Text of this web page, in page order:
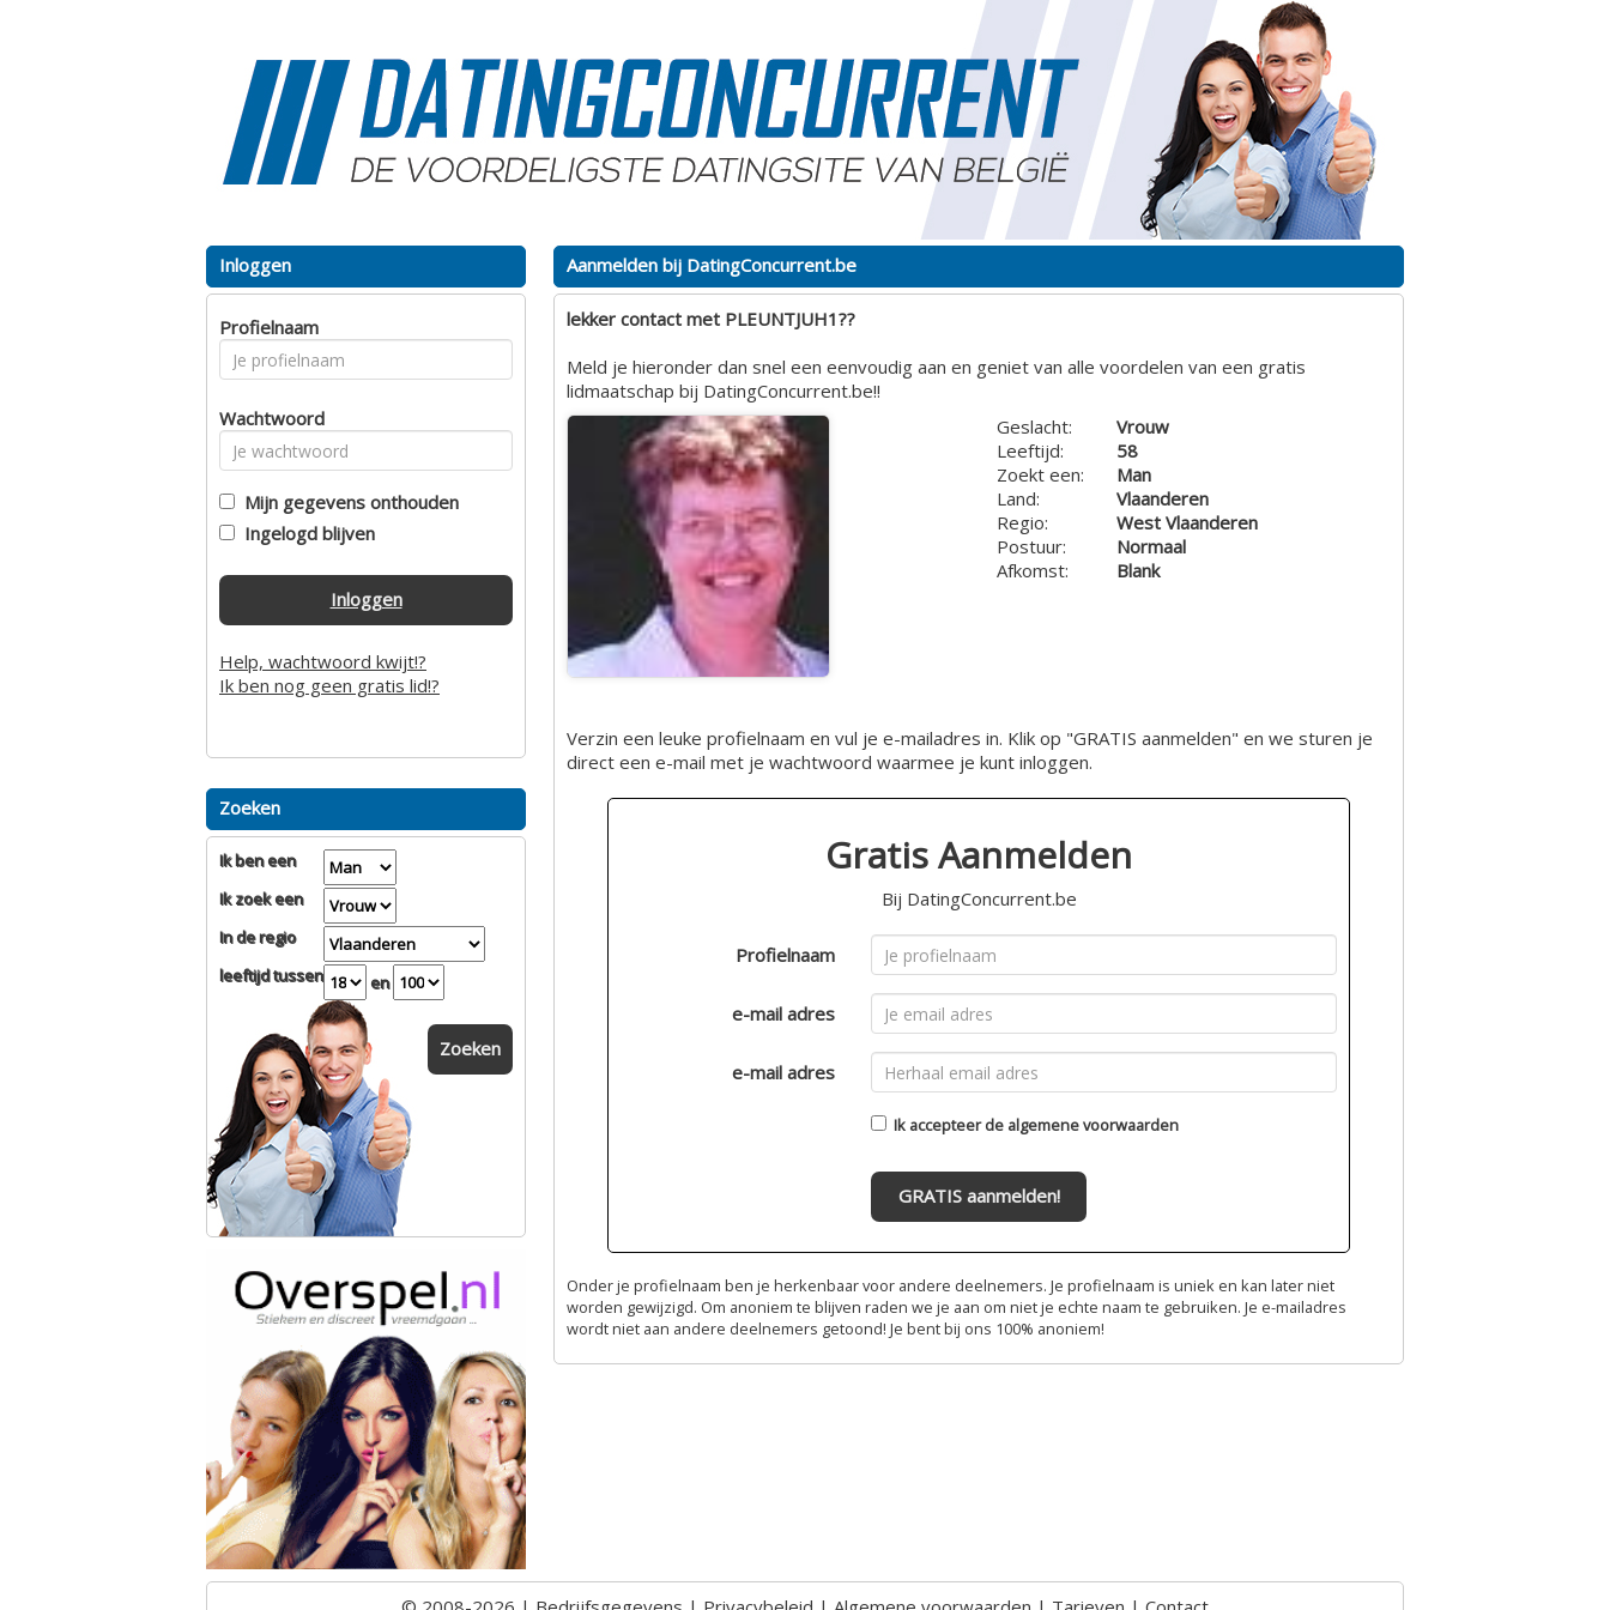
Aanmelden bij DatingConcurrent.be
lekker contact met PLEUNTJUH1??
Meld je hieronder dan snel een eenvoudig aan en geniet van alle voordelen van een gratis
lidmaatschap bij DatingConcurrent.be!!
Geslacht:
Vrouw
Leeftijd:
58
Zoekt een:
Man
Land:
Vlaanderen
Regio:
West Vlaanderen
Postuur:
Normaal
Afkomst:
Blank
Verzin een leuke profielnaam en vul je e-mailadres in. Klik op "GRATIS aanmelden" en we sturen je
direct een e-mail met je wachtwoord waarmee je kunt inloggen.
Gratis Aanmelden
Bij DatingConcurrent.be
Profielnaam
e-mail adres
e-mail adres
Ik accepteer de algemene voorwaarden
GRATIS aanmelden!
Onder je profielnaam ben je herkenbaar voor andere deelnemers. Je profielnaam is uniek en kan later niet
worden gewijzigd. Om anoniem te blijven raden we je aan om niet je echte naam te gebruiken. Je e-mailadres
wordt niet aan andere deelnemers getoond! Je bent bij ons 100% anoniem!
Inloggen
Profielnaam
Wachtwoord
Mijn gegevens onthouden
Ingelogd blijven
Inloggen
Help, wachtwoord kwijt!?
Ik ben nog geen gratis lid!?
Zoeken
Ik ben een
Ik zoek een
In de regio
leeftijd tussen
en
Zoeken